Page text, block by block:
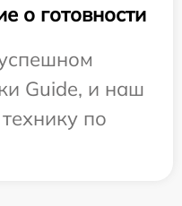
о готовности
Guide, и наш
по